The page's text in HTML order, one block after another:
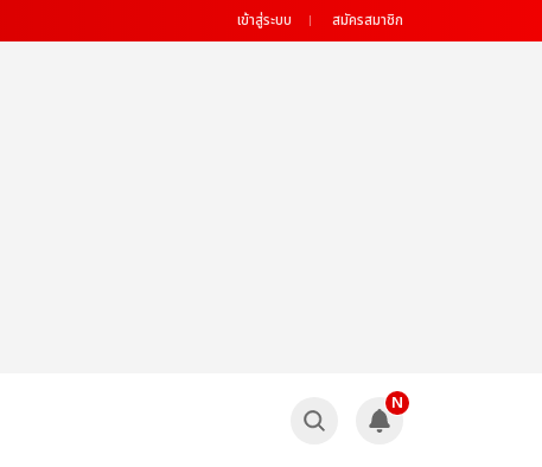
เข้าสู่ระบบ สมัครสมาชิก
N